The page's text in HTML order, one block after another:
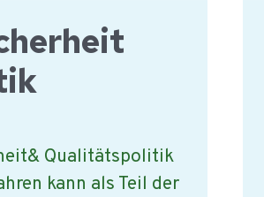
Qualitätspolitik
kann als Teil der